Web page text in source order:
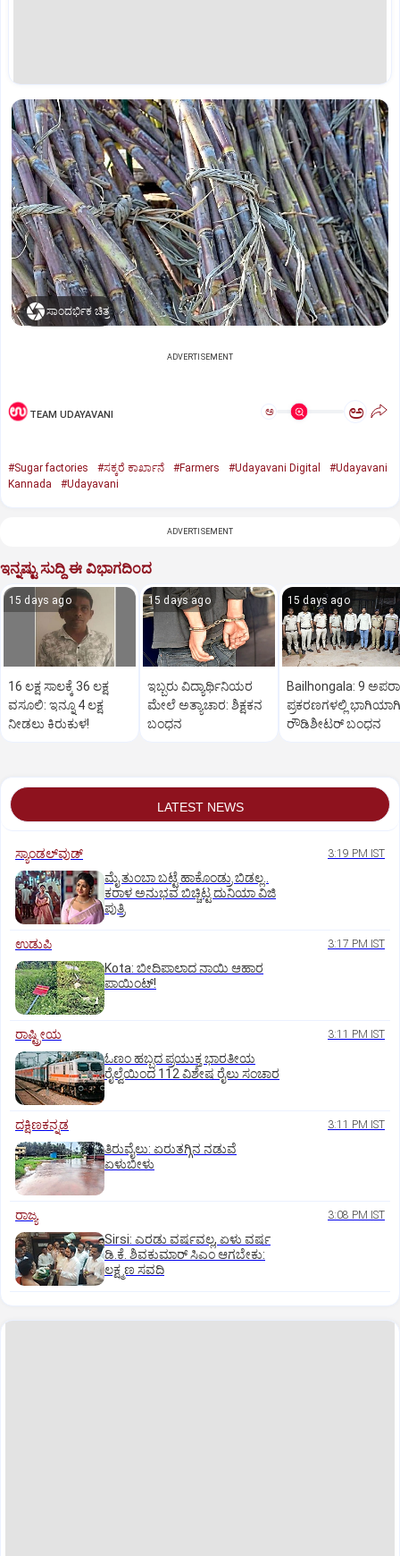
ಸಾಂದರ್ಭಿಕ ಚಿತ್ರ
ADVERTISEMENT
TEAM UDAYAVANI ಅ ಅ
#Sugar factories #ಸಕ್ಕರೆ ಕಾರ್ಖಾನೆ #Farmers #Udayavani Digital
#Udayavani
Kannada
#Udayavani
ADVERTISEMENT
ಇನ್ನಷ್ಟು ಸುದ್ದಿ ಈ ವಿಭಾಗದಿಂದ
15 days ago
16 ಲಕ್ಷ ಸಾಲಕ್ಕೆ 36 ಲಕ್ಷ
ವಸೂಲಿ: ಇನ್ನೂ 4 ಲಕ್ಷ
ನೀಡಲು ಕಿರುಕುಳ!
15 days ago
ಇಬ್ಬರು ವಿದ್ಯಾರ್ಥಿನಿಯರ
ಮೇಲೆ ಅತ್ಯಾಚಾರ: ಶಿಕ್ಷಕನ
ಬಂಧನ
15 days ago
Bailhongala: 9
ಪ್ರಕರಣಗಳಲ್ಲಿ
ರೌಡಿಶೀಟರ್ ಬಂಧನ
LATEST NEWS
ಸ್ಯಾಂಡಲ್‌ವುಡ್‌ 3:19 PM IST
ಮೈ ತುಂಬಾ ಬಟ್ಟೆ ಹಾಕೊಂಡ್ರು ಬಿಡಲ್ಲ..
ಕರಾಳ ಅನುಭವ ಬಿಚ್ಚಿಟ್ಟ ದುನಿಯಾ ವಿಜಿ
ಪುತ್ರಿ
ಉಡುಪಿ 3:17 PM IST
Kota: ಬೀದಿಪಾಲಾದ ನಾಯಿ ಆಹಾರ
ಪಾಯಿಂಟ್‌!
ರಾಷ್ಟ್ರೀಯ 3:11 PM IST
ಓಣಂ ಹಬ್ಬದ ಪ್ರಯುಕ್ತ ಭಾರತೀಯ
ರೈಲ್ವೆಯಿಂದ 112 ವಿಶೇಷ ರೈಲು ಸಂಚಾರ
ದಕ್ಷಿಣಕನ್ನಡ 3:11 PM IST
ತಿರುವೈಲು: ಏರುತಗ್ಗಿನ ನಡುವೆ
ಏಳುಬೀಳು
ರಾಜ್ಯ 3:08 PM IST
Sirsi: ಎರಡು ವರ್ಷವಲ್ಲ, ಏಳು ವರ್ಷ
ಡಿ.ಕೆ. ಶಿವಕುಮಾರ್ ಸಿಎಂ ಆಗಬೇಕು:
ಲಕ್ಷ್ಮಣ ಸವದಿ